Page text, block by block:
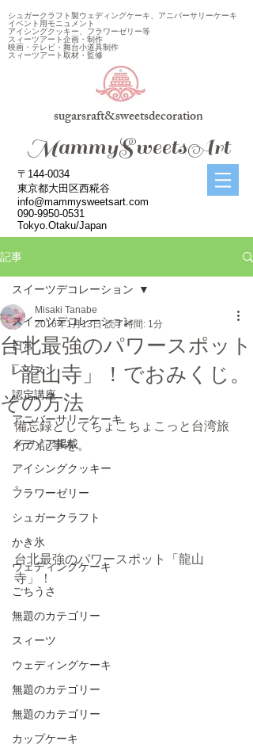
シュガークラフト製ウェディングケーキ、アニバーサリーケーキ
イベント用モニュメント
アイシングクッキー、フラワーゼリー等
スィーツアート企画・制作
映画・テレビ・舞台小道具制作
スィーツアート取材・監修
sugarsraft&sweetsdecoration
​MammySweetsArt
〒144-0034
東京都大田区西糀谷
info@mammysweetsart.com
090-9950-0531
Tokyo.Otaku/Japan
記事
スイーツデコレーション
日常
レッスン
認定講座
アニバーサリーケーキ
メディア掲載
アイシングクッキー
フラワーゼリー
シュガークラフト
かき氷
ウェディングケーキ
ごちうさ
無題のカテゴリー
スィーツ
ウェディングケーキ
無題のカテゴリー
無題のカテゴリー
カップケーキ
スイーツデコレーション
台北最強のパワースポット
「龍山寺」！でおみくじ。
その方法
Misaki Tanabe
2016年1月13日 読了時間: 1分
備忘録としてちょこちょこっと台湾旅
行の記事を。
。
台北最強のパワースポット「龍山
寺」！